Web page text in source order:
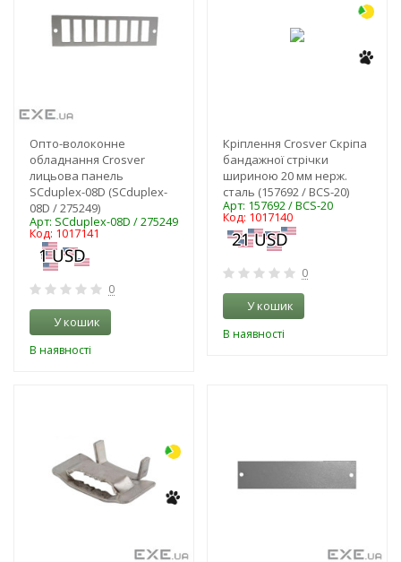
Опто-волоконне
обладнання Crosver
лицьова панель
SCduplex-08D (SCduplex-
08D / 275249)
Арт: SCduplex-08D / 275249
Код: 1017141
0
У кошик
В наявності
Кріплення Crosver Скріпа
бандажної стрічки
шириною 20 мм нерж.
сталь (157692 / BCS-20)
Арт: 157692 / BCS-20
Код: 1017140
0
У кошик
В наявності